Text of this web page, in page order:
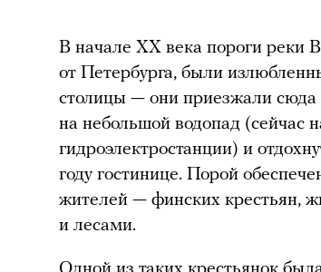
В начале ХХ века пороги реки
от Петербурга, были
столицы — они приезжали сюда
на небольшой водопад (сейчас
гидроэлектростанции) и
году гостинице. Порой
жителей — финских крестьян,
и лесами.